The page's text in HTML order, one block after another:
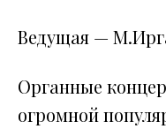
Ведущая —
Органные
огромной